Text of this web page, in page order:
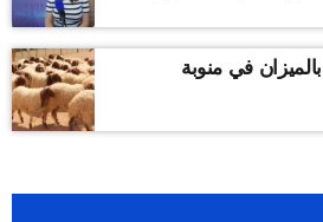
في منوبة